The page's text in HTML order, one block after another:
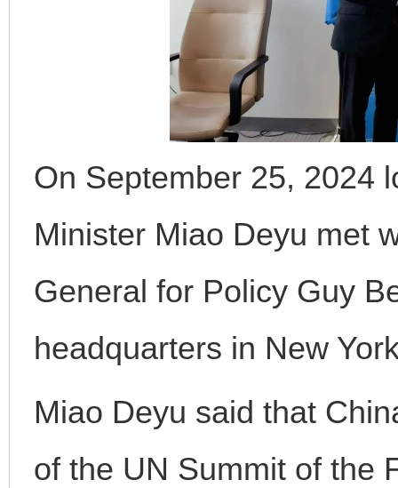
On September 25, 2024
Minister Miao Deyu met
General for Policy Guy
headquarters in New
Miao Deyu said that
of the UN Summit of the
完善运行机制助力责任有效落实 一纸欠